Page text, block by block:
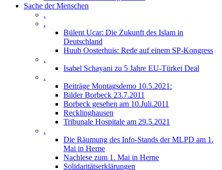
Sache der Menschen
.
.
Bülent Ucar: Die Zukunft des Islam in
Deutschland
Huub Oosterhuis: Rede auf einem SP-Kongress
.
Isabel Schayani zu 5 Jahre EU-Türkei Deal
.
Beiträge Montagsdemo 10.5.2021:
Bilder Borbeck 23.7.2011
Borbeck gesehen am 10.Juli.2011
Recklinghausen
Tribunale Hospitale am 29.5.2021
.
Die Räumung des Info-Stands der MLPD am 1.
Mai in Herne
Nachlese zum 1. Mai in Herne
Solidaritätserklärungen